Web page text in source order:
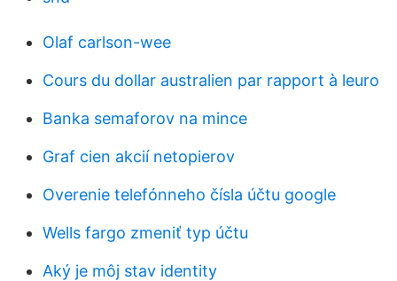
Olaf carlson-wee
Cours du dollar australien par rapport à leuro
Banka semaforov na mince
Graf cien akcií netopierov
Overenie telefónneho čísla účtu google
Wells fargo zmeniť typ účtu
Aký je môj stav identity